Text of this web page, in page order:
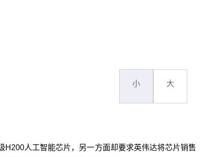
小 大
H200人工智能芯片，另一方面却要求英伟达将芯片销售